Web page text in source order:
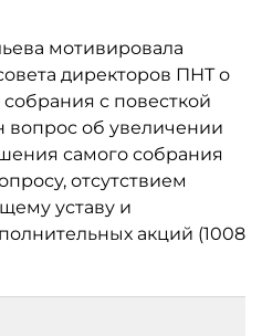
мотивировала
директоров ПНТ о
с повесткой
вопрос об увеличении
самого собрания
отсутствием
уставу и
акций (1008